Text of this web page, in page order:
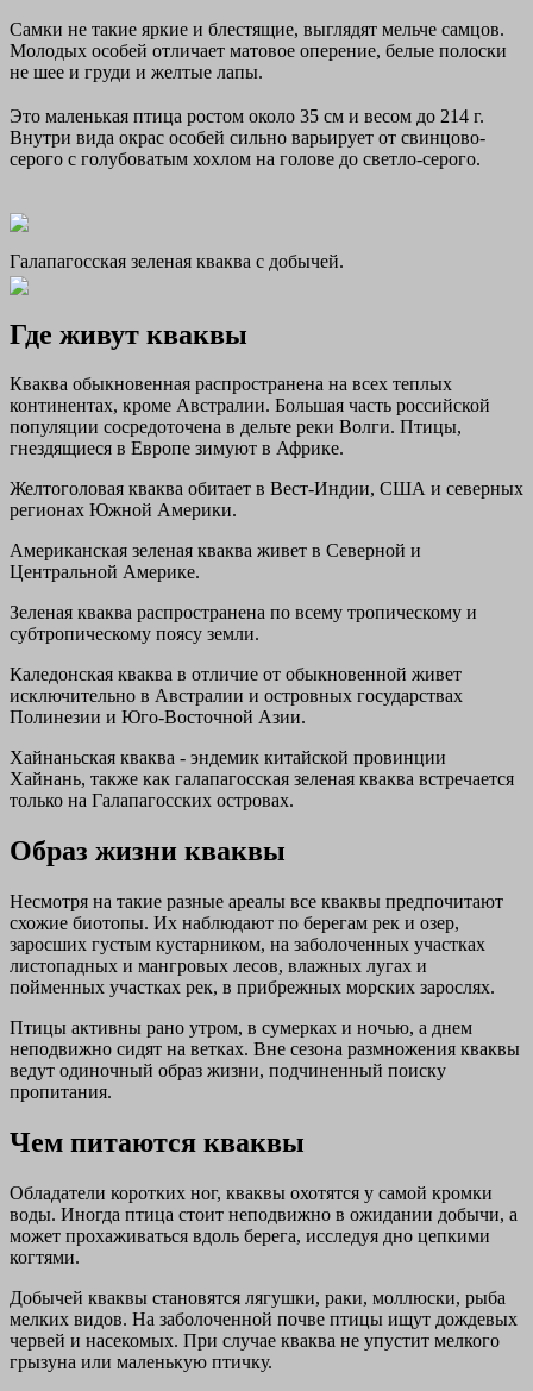
Самки не такие яркие и блестящие, выглядят мельче самцов.
Молодых особей отличает матовое оперение, белые полоски
не шее и груди и желтые лапы.
Это маленькая птица ростом около 35 см и весом до 214 г.
Внутри вида окрас особей сильно варьирует от свинцово-
серого с голубоватым хохлом на голове до светло-серого.
Галапагосская зеленая кваква с добычей.
Где живут кваквы
Кваква обыкновенная распространена на всех теплых
континентах, кроме Австралии. Большая часть российской
популяции сосредоточена в дельте реки Волги. Птицы,
гнездящиеся в Европе зимуют в Африке.
Желтоголовая кваква обитает в Вест-Индии, США и северных
регионах Южной Америки.
Американская зеленая кваква живет в Северной и
Центральной Америке.
Зеленая кваква распространена по всему тропическому и
субтропическому поясу земли.
Каледонская кваква в отличие от обыкновенной живет
исключительно в Австралии и островных государствах
Полинезии и Юго-Восточной Азии.
Хайнаньская кваква - эндемик китайской провинции
Хайнань, также как галапагосская зеленая кваква встречается
только на Галапагосских островах.
Образ жизни кваквы
Несмотря на такие разные ареалы все кваквы предпочитают
схожие биотопы. Их наблюдают по берегам рек и озер,
заросших густым кустарником, на заболоченных участках
листопадных и мангровых лесов, влажных лугах и
пойменных участках рек, в прибрежных морских зарослях.
Птицы активны рано утром, в сумерках и ночью, а днем
неподвижно сидят на ветках. Вне сезона размножения кваквы
ведут одиночный образ жизни, подчиненный поиску
пропитания.
Чем питаются кваквы
Обладатели коротких ног, кваквы охотятся у самой кромки
воды. Иногда птица стоит неподвижно в ожидании добычи, а
может прохаживаться вдоль берега, исследуя дно цепкими
когтями.
Добычей кваквы становятся лягушки, раки, моллюски, рыба
мелких видов. На заболоченной почве птицы ищут дождевых
червей и насекомых. При случае кваква не упустит мелкого
грызуна или маленькую птичку.